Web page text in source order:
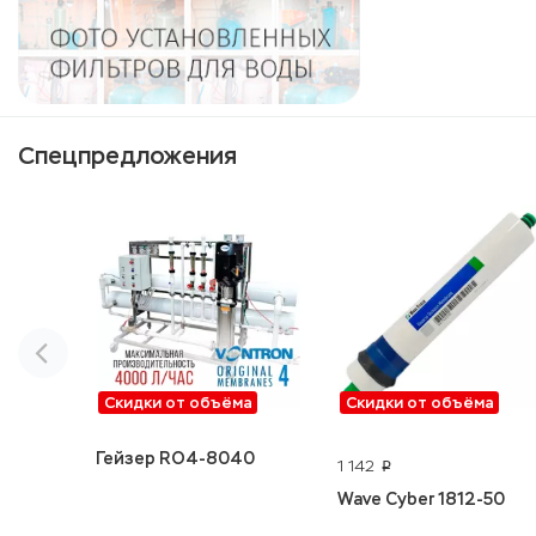
Спецпредложения
Скидки от объёма
Гейзер RO4-8040
Скидки от объёма
1 142 p
Wave Cyber 1812-50